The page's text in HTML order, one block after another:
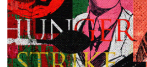
ค้นหา